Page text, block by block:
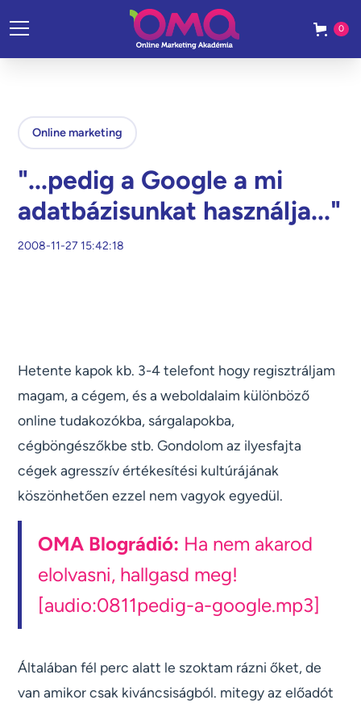
0
Online marketing
"...pedig a Google a mi
adatbázisunkat használja..."
2008-11-27 15:42:18
Hetente kapok kb. 3-4 telefont hogy regisztráljam
magam, a cégem, és a weboldalaim különböző
online tudakozókba, sárgalapokba,
cégböngészőkbe stb. Gondolom az ilyesfajta
cégek agresszív értékesítési kultúrájának
köszönhetően ezzel nem vagyok egyedül.
OMA Blográdió: Ha nem akarod
elolvasni, hallgasd meg!
[audio:0811pedig-a-google.mp3]
Általában fél perc alatt le szoktam rázni őket, de
van amikor csak kiváncsiságból. mitegy az előadót